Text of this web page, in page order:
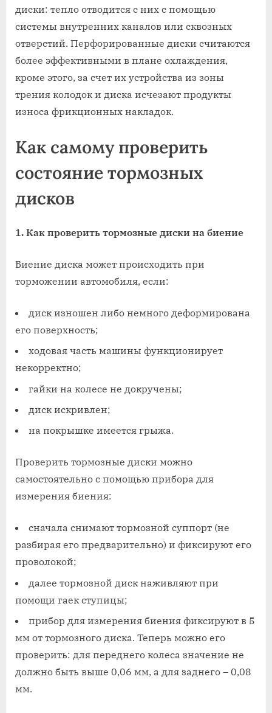
диски: тепло отводится с них с помощью
системы внутренних каналов или сквозных
отверстий. Перфорированные диски считаются
более эффективными в плане охлаждения,
кроме этого, за счет их устройства из зоны
трения колодок и диска исчезают продукты
износа фрикционных накладок.
Как самому проверить
состояние тормозных
дисков
1. Как проверить тормозные диски на биение
Биение диска может происходить при
торможении автомобиля, если:
диск изношен либо немного деформирована
его поверхность;
ходовая часть машины функционирует
некорректно;
гайки на колесе не докручены;
диск искривлен;
на покрышке имеется грыжа.
Проверить тормозные диски можно
самостоятельно с помощью прибора для
измерения биения:
сначала снимают тормозной суппорт (не
разбирая его предварительно) и фиксируют его
проволокой;
далее тормозной диск наживляют при
помощи гаек ступицы;
прибор для измерения биения фиксируют в 5
мм от тормозного диска. Теперь можно его
проверить: для переднего колеса значение не
должно быть выше 0,06 мм, а для заднего – 0,08
мм.